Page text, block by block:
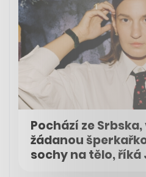
Pochází ze Srbska,
žádanou
sochy na tělo, říká